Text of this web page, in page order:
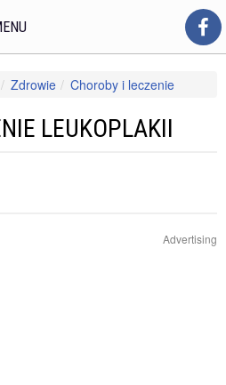
Zdrowie
Choroby i leczenie
LEUKOPLAKII
Advertising